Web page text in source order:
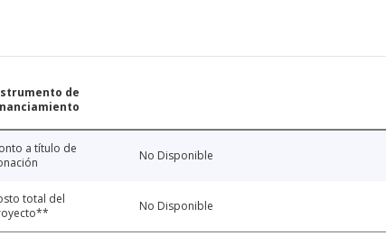
de
a título de
No Disponible
total del
No Disponible